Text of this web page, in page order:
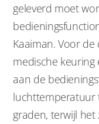
geleverd moet
Kaaiman. Voor
medische
aan de
luchttemperatuur
graden, terwijl